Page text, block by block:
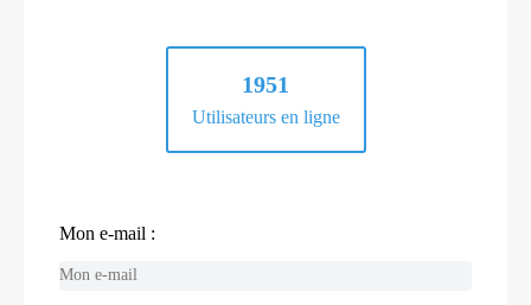
1951
Utilisateurs en ligne
Mon e-mail :